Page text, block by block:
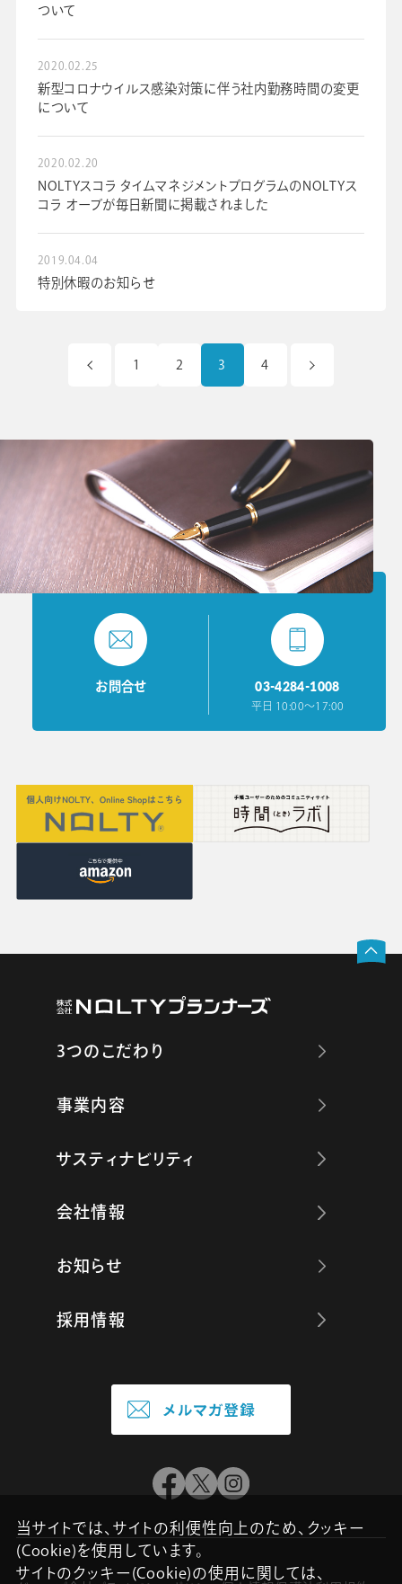
ついて
2020.02.25
新型コロナウイルス感染対策に伴う社内勤務時間の変更
について
2020.02.20
NOLTYスコラ タイムマネジメントプログラムのNOLTYス
コラ オーブが毎日新聞に掲載されました
2019.04.04
特別休暇のお知らせ
1 2 3 4
お問合せ 03-4284-1008
平日 10:00〜17:00
3つのこだわり
事業内容
サスティナビリティ
会社情報
お知らせ
採用情報
当サイトでは、サイトの利便性向上のため、クッキー
(Cookie)を使用しています。
サイトのクッキー(Cookie)の使用に関しては、